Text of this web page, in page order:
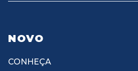
NOVO
CONHEÇA